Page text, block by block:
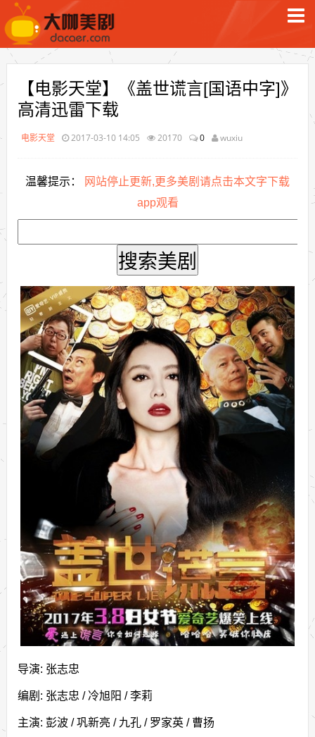
【电影天堂】《盖世谎言[国语中字]》
高清迅雷下载
电影天堂 2017-03-10 14:05 20170 0 wuxiu
温馨提示：
网站停止更新,更多美剧请点击本文字下载
app观看
导演: 张志忠
编剧: 张志忠 / 冷旭阳 / 李莉
主演: 彭波 / 巩新亮 / 九孔 / 罗家英 / 曹扬